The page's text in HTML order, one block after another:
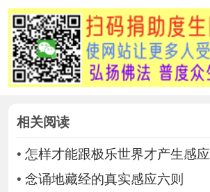
相关阅读
• 怎样才能跟极乐世界才产生感应
• 念诵地藏经的真实感应六则